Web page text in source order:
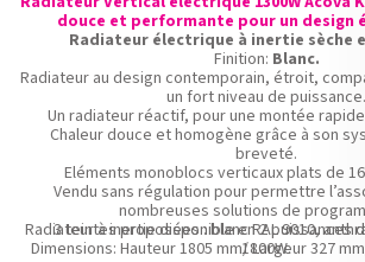
douce et performante pour un design
Radiateur électrique à inertie sèche
Finition: Blanc.
Radiateur au design contemporain, étroit,
un fort niveau de puissance.
Un radiateur réactif, pour une montée
Chaleur douce et homogène grâce à son
breveté.
Eléments monoblocs verticaux plats de
Vendu sans régulation pour permettre
nombreuses solutions de
3 teintes proposées : blanc RAL 9010,
Dimensions: Hauteur 1805 mm/ Largeur 327
Radiateur à inertie disponible en 2 puissances
1800W.